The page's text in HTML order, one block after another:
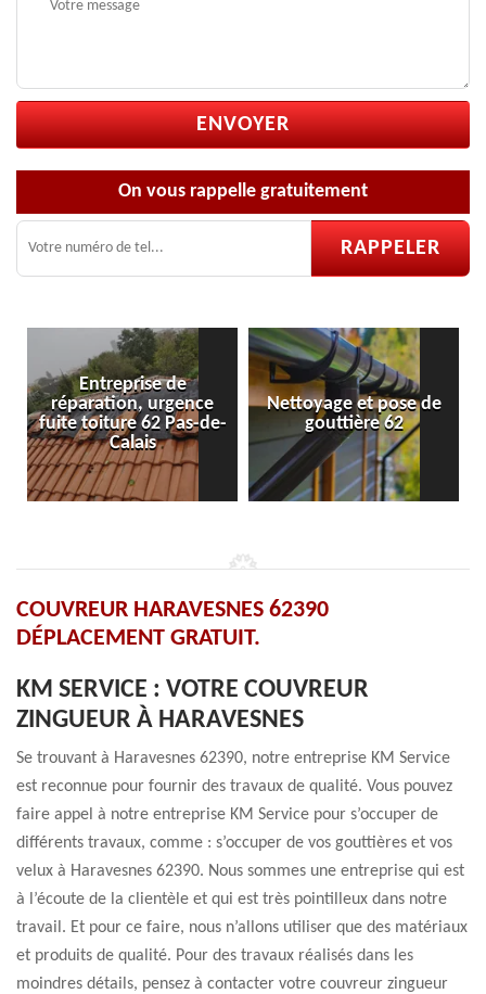
On vous rappelle gratuitement
Entreprise de
réparation, urgence
fuite toiture 62 Pas-de-
Calais
Nettoyage et pose de
gouttière 62
COUVREUR HARAVESNES 62390
DÉPLACEMENT GRATUIT.
KM SERVICE : VOTRE COUVREUR
ZINGUEUR À HARAVESNES
Se trouvant à Haravesnes 62390, notre entreprise KM Service
est reconnue pour fournir des travaux de qualité. Vous pouvez
faire appel à notre entreprise KM Service pour s’occuper de
différents travaux, comme : s’occuper de vos gouttières et vos
velux à Haravesnes 62390. Nous sommes une entreprise qui est
à l’écoute de la clientèle et qui est très pointilleux dans notre
travail. Et pour ce faire, nous n’allons utiliser que des matériaux
et produits de qualité. Pour des travaux réalisés dans les
moindres détails, pensez à contacter votre couvreur zingueur